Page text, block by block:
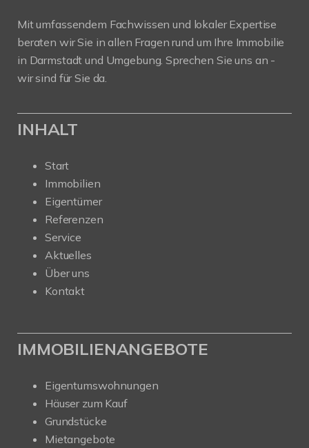
Mit umfassendem Fachwissen und lokaler Expertise
beraten wir Sie in allen Fragen rund um Ihre Immobilie
in Darmstadt und Umgebung. Sprechen Sie uns an -
wir sind für Sie da.
INHALT
Start
Immobilien
Eigentümer
Referenzen
Service
Aktuelles
Über uns
Kontakt
IMMOBILIENANGEBOTE
Eigentumswohnungen
Häuser zum Kauf
Grundstücke
Mietangebote